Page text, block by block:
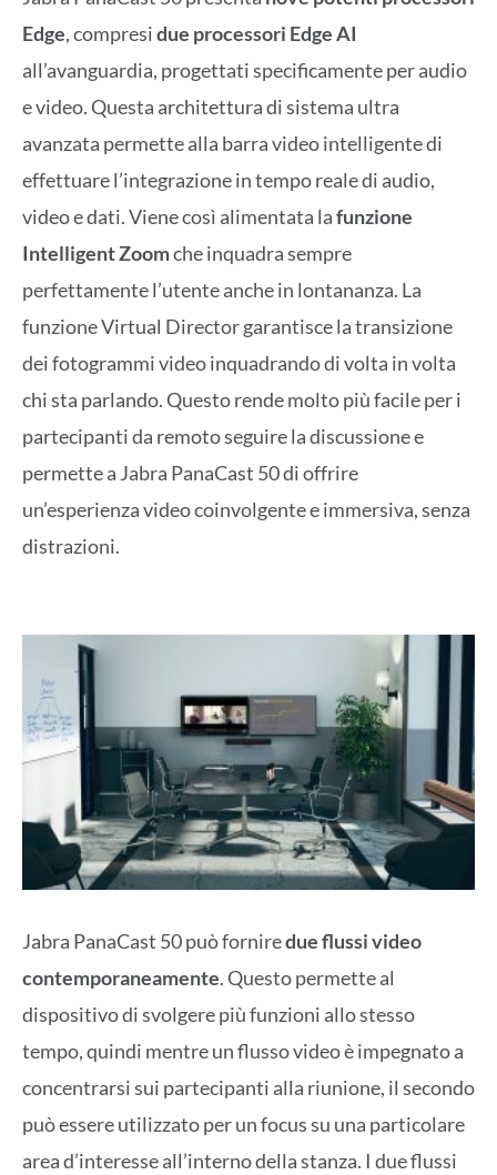
Edge, compresidue processori Edge AI
all’avanguardia, progettati specificamente per audio
e video. Questa architettura di sistema ultra
avanzata permette alla barra video intelligente di
effettuare l’integrazione in tempo reale di audio,
video e dati. Viene così alimentata lafunzione
Intelligent Zoomche inquadra sempre
perfettamente l’utente anche in lontananza. La
funzione Virtual Director garantisce la transizione
dei fotogrammi video inquadrando di volta in volta
chi sta parlando. Questo rende molto più facile per i
partecipanti da remoto seguire la discussione e
permette a Jabra PanaCast 50 di offrire
un’esperienza video coinvolgente e immersiva, senza
distrazioni.
Jabra PanaCast 50 può forniredue flussi video
contemporaneamente. Questo permette al
dispositivo di svolgere più funzioni allo stesso
tempo, quindi mentre un flusso video è impegnato a
concentrarsi sui partecipanti alla riunione, il secondo
può essere utilizzato per un focus su una particolare
area d’interesse all’interno della stanza. I due flussi